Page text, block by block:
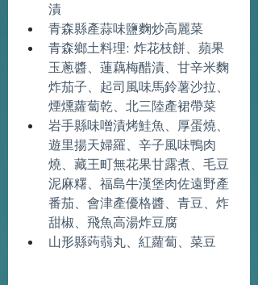
漬
青森縣產蒜味鹽麴炒高麗菜
青森鄉土料理: 炸花枝餅、蘋果
玉蔥醬、蓮藕梅醋漬、甘辛米麴
炸茄子、起司風味馬鈴薯沙拉、
煙燻蘿蔔乾、北三陸產裙帶菜
岩手縣味噌漬烤鮭魚、厚蛋燒、
遊里揚天婦羅、辛子風味鴨肉
燒、藏王町無花果甘露煮、毛豆
泥麻糬、福島牛漢堡肉佐遠野產
番茄、會津產優格醬、青豆、炸
甜椒、飛魚高湯炸豆腐
山形縣蒟蒻丸、紅蘿蔔、菜豆